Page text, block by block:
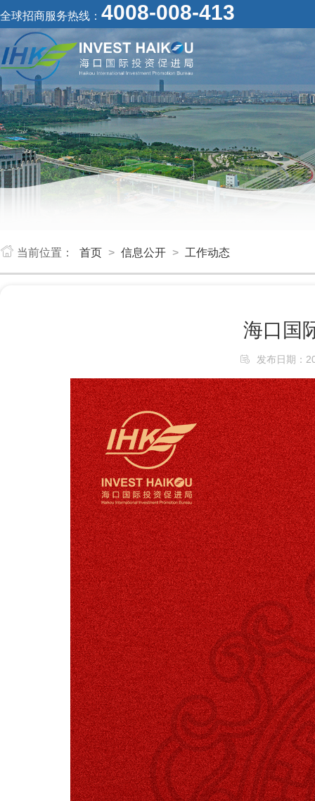
全球招商服务热线： 4008-008-413
当前位置： 首页 > 信息公开 > 工作动态
海口国
发布日期：